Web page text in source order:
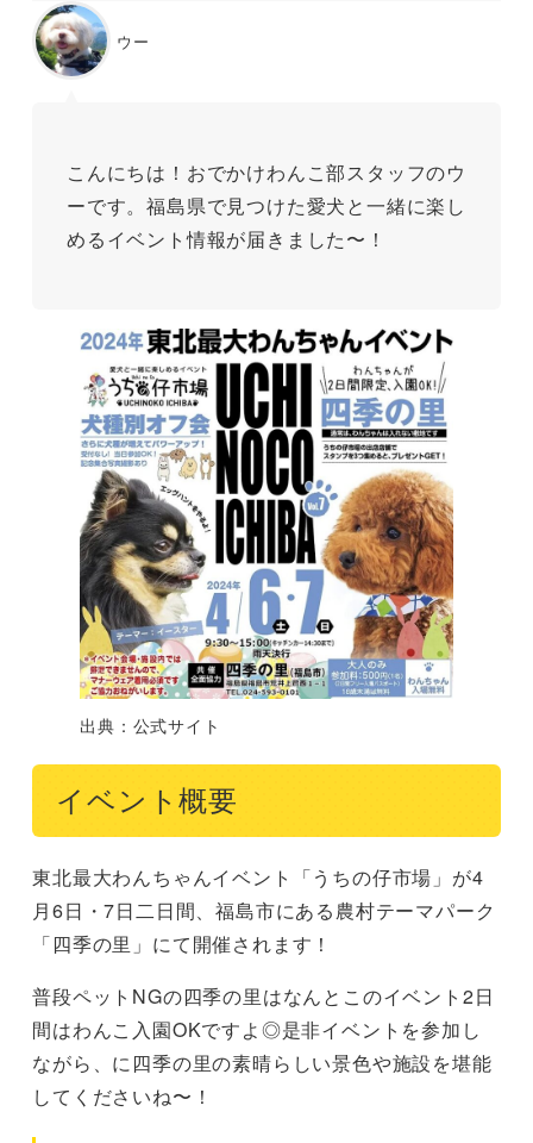
ウー
こんにちは！おでかけわんこ部スタッフのウ
ーです。福島県で見つけた愛犬と一緒に楽し
めるイベント情報が届きました〜！
出典：公式サイト
イベント概要
東北最大わんちゃんイベント「うちの仔市場」が4
月6日・7日二日間、福島市にある農村テーマパーク
「四季の里」にて開催されます！
普段ペットNGの四季の里はなんとこのイベント2日
間はわんこ入園OKですよ◎是非イベントを参加し
ながら、に四季の里の素晴らしい景色や施設を堪能
してくださいね〜！